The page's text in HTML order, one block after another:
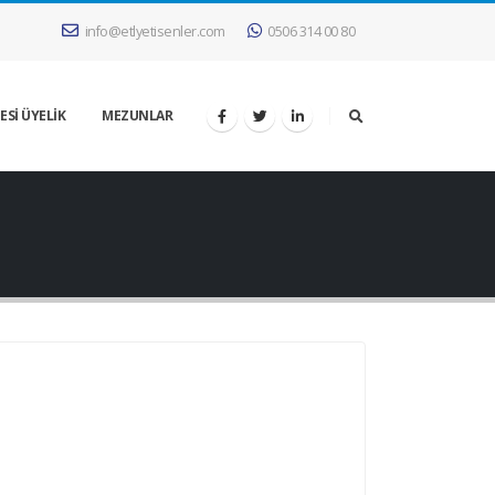
info@etlyetisenler.com 0506 314 00 80
ÜYELİK MEZUNLAR